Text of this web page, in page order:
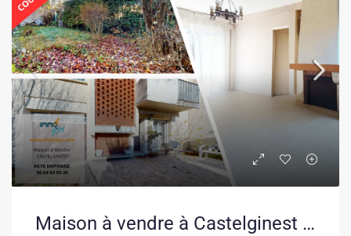
Maison à vendre à Castelginest – 4 chambres, garage et jardin, secteur recherché